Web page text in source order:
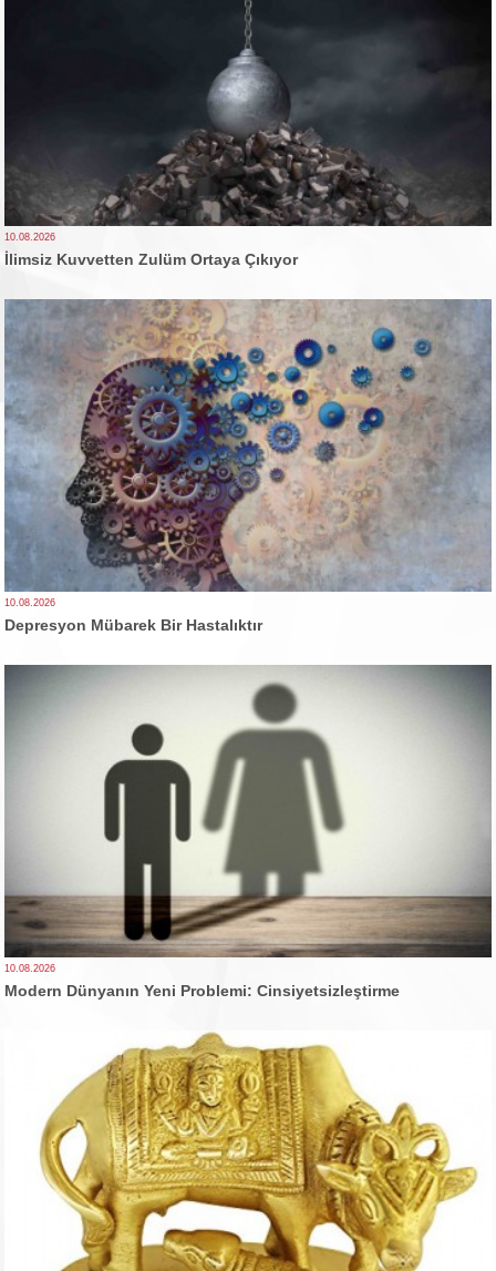
10.08.2026
İlimsiz Kuvvetten Zulüm Ortaya Çıkıyor
10.08.2026
Depresyon Mübarek Bir Hastalıktır
10.08.2026
Modern Dünyanın Yeni Problemi: Cinsiyetsizleştirme